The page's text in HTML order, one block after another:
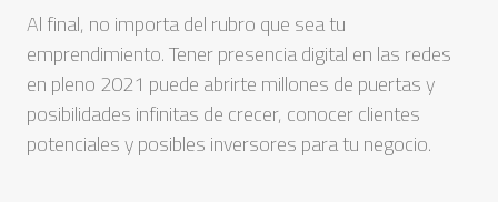
Al final, no importa del rubro que sea tu
emprendimiento. Tener presencia digital en las redes
en pleno 2021 puede abrirte millones de puertas y
posibilidades infinitas de crecer, conocer clientes
potenciales y posibles inversores para tu negocio.